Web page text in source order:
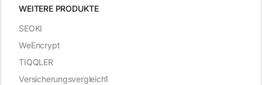
WEITERE PRODUKTE
SEOKI
WeEncrypt
TIQQLER
Versicherungsvergleich1